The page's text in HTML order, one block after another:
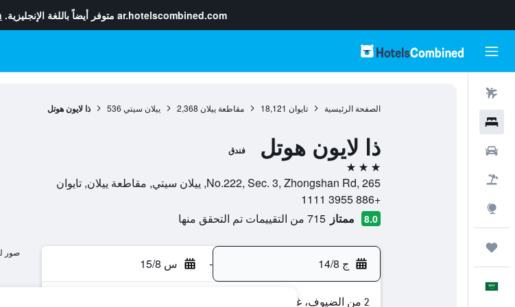
ar.hotelscombined.com متوفر أيضاً باللغة الإنجليزية.
الصفحة الرئيسية تايوان 18,121 مقاطعة ييلان 2,368 ييلان سيتي 536 ذا لايون هوتل
ذا لايون هوتل فندق
3 نجوم
No.222, Sec. 3, Zhongshan Rd, 265, ييلان سيتي, مقاطعة ييلان, تايوان
+886 3955 1111
8.0 ممتاز 715 من التقييمات تم التحقق منها
ج 14/8 - س 15/8
2 من الضيوف، غرفة واحدة
صور